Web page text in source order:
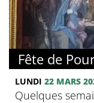
Fête de
LUNDI 22 MARS
Quelques